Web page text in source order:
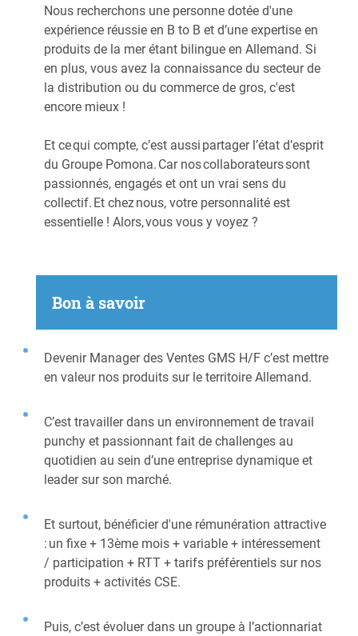
Nous recherchons une personne dotée d'une
expérience réussie en B to B et d’une expertise en
produits de la mer étant bilingue en Allemand. Si
en plus, vous avez la connaissance du secteur de
la distribution ou du commerce de gros, c'est
encore mieux ! ​
Et ce qui compte, c’est aussi partager l’état d’esprit
du Groupe Pomona. Car nos collaborateurs sont
passionnés, engagés et ont un vrai sens du
collectif. Et chez nous, votre personnalité est
essentielle ! Alors, vous vous y voyez ? ​
Bon à savoir
Devenir Manager des Ventes GMS H/F c’est mettre
en valeur nos produits sur le territoire Allemand. ​
C’est travailler dans un environnement de travail
punchy et passionnant fait de challenges au
quotidien au sein d’une entreprise dynamique et
leader sur son marché.
Et surtout, bénéficier d'une rémunération attractive
: un fixe + 13ème mois + variable + intéressement
/ participation + RTT + tarifs préférentiels sur nos
produits + activités CSE. ​
Puis, c’est évoluer dans un groupe à l’actionnariat